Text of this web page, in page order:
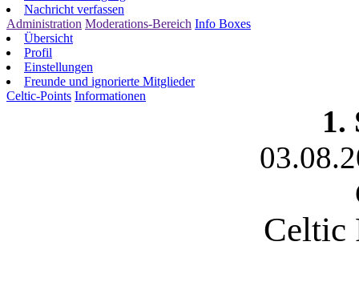
Nachricht verfassen
Administration Moderations-Bereich Info Boxes
Übersicht
Profil
Einstellungen
Freunde und ignorierte Mitglieder
Celtic-Points Informationen
1.
Celtic